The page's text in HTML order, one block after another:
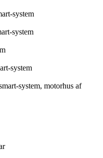
system
system
system
system, motorhus af